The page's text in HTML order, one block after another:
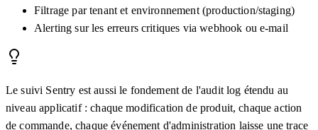
Filtrage par tenant et environnement (production/staging)
Alerting sur les erreurs critiques via webhook ou e-mail
Le suivi Sentry est aussi le fondement de l'audit log étendu au
niveau applicatif : chaque modification de produit, chaque action
de commande, chaque événement d'administration laisse une trace